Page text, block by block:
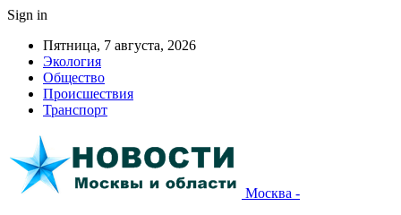
Sign in
Пятница, 7 августа, 2026
Экология
Общество
Происшествия
Транспорт
Москва -